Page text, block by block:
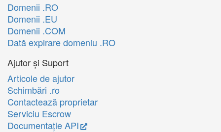
Domenii .RO
Domenii .EU
Domenii .COM
Dată expirare domeniu .RO
Ajutor și Suport
Articole de ajutor
Schimbări .ro
Contactează proprietar
Serviciu Escrow
Documentație API